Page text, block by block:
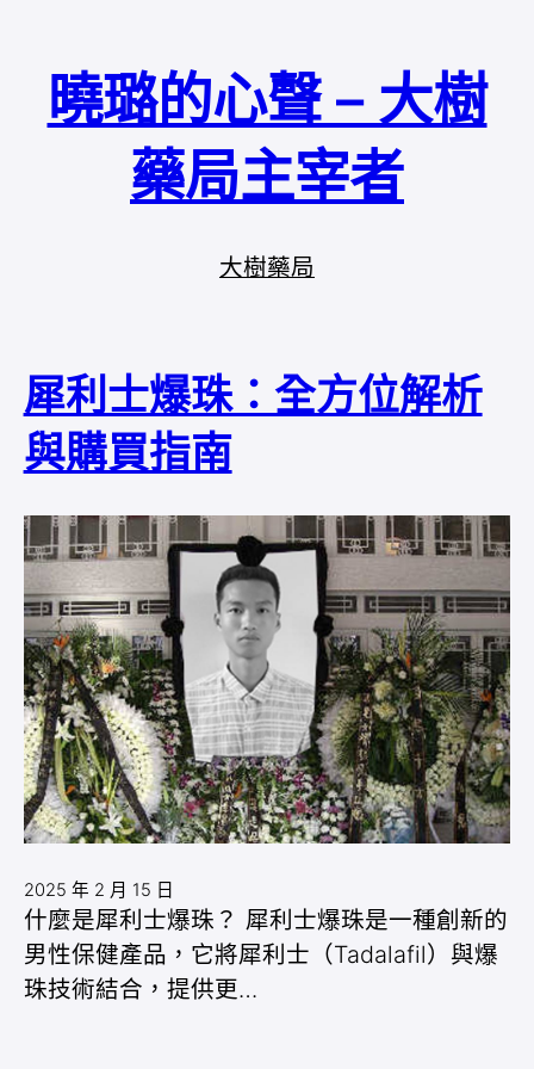
曉璐的心聲 – 大樹
藥局主宰者
大樹藥局
犀利士爆珠：全方位解析
與購買指南
2025 年 2 月 15 日
什麼是犀利士爆珠？ 犀利士爆珠是一種創新的
男性保健產品，它將犀利士（Tadalafil）與爆
珠技術結合，提供更…